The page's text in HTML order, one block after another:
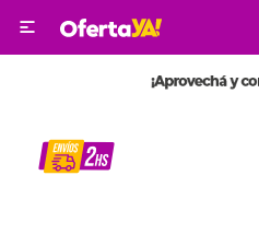

Tecnología